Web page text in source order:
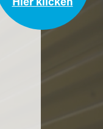
Hier klicken